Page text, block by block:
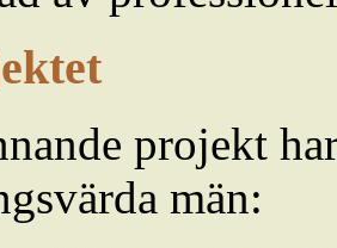
projekt
män: